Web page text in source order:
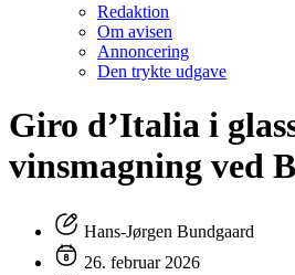
Redaktion
Om avisen
Annoncering
Den trykte udgave
Giro d’Italia i
vinsmagning ved
Hans-Jørgen Bundgaard
26. februar 2026